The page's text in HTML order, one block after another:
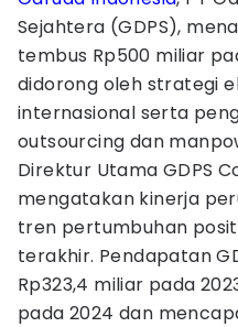
Sejahtera (GDPS),
tembus Rp500 miliar
didorong oleh strategi
internasional serta
outsourcing dan
Direktur Utama GDPS
mengatakan kinerja
tren pertumbuhan
terakhir. Pendapatan
Rp323,4 miliar pada
pada 2024 dan